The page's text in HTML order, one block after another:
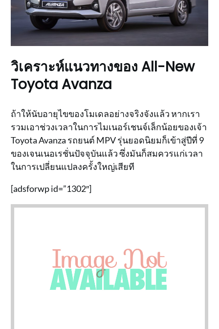
วิเคราะห์แนวทางของ All-New
Toyota Avanza
ถ้าให้นับอายุไขของโมเดลอย่างจริงจังแล้ว หากเรา
รวมเอาช่วงเวลาในการไมเนอร์เชนจ์เล็กน้อยของเจ้า
Toyota Avanza รถยนต์ MPV รุ่นยอดนิยมก็เข้าสู่ปีที่ 9
ของเจนเนอเรชั่นปัจจุบันแล้ว ซึ่งมันก็สมควรแก่เวลา
ในการเปลี่ยนแปลงครั้งใหญ่เสียที
[adsforwp id=”1302″]